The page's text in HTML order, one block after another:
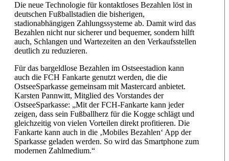
Die neue Technologie für kontaktloses Bezahlen löst in
deutschen Fußballstadien die bisherigen,
stadionabhängigen Zahlungssysteme ab. Damit wird das
Bezahlen nicht nur sicherer und bequemer, sondern hilft
auch, Schlangen und Wartezeiten an den Verkaufsstellen
deutlich zu reduzieren.
Für das bargeldlose Bezahlen im Ostseestadion kann
auch die FCH Fankarte genutzt werden, die die
OstseeSparkasse gemeinsam mit Mastercard anbietet.
Karsten Pannwitt, Mitglied des Vorstandes der
OstseeSparkasse: „Mit der FCH-Fankarte kann jeder
zeigen, dass sein Fußballherz für die Kogge schlägt und
gleichzeitig von vielen Vorteilen direkt profitieren. Die
Fankarte kann auch in die ‚Mobiles Bezahlen‘ App der
Sparkasse geladen werden. So wird das Smartphone zum
modernen Zahlmedium.“